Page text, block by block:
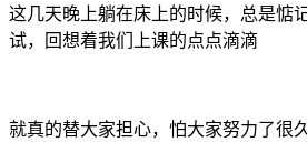
这几天晚上躺在床上的时候，总是惦
试，回想着我们上课的点点滴滴
就真的替大家担心，怕大家努力了很